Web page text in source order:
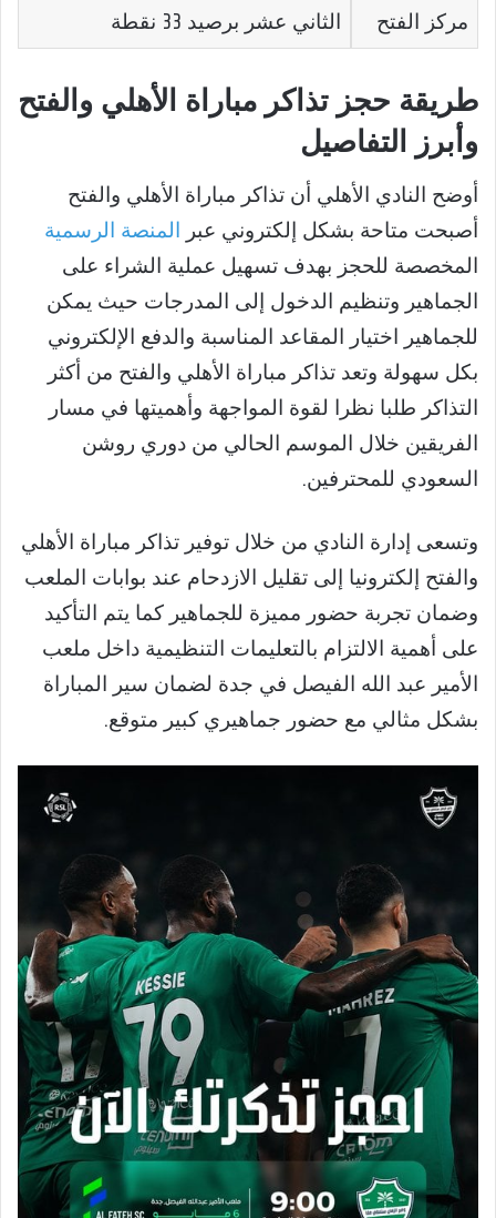
مركز الفتح الثاني عشر برصيد 33 نقطة
طريقة حجز تذاكر مباراة الأهلي والفتح
وأبرز التفاصيل
أوضح النادي الأهلي أن تذاكر مباراة الأهلي والفتح
أصبحت متاحة بشكل إلكتروني عبر
المنصة الرسمية
المخصصة للحجز بهدف تسهيل عملية الشراء على
الجماهير وتنظيم الدخول إلى المدرجات حيث يمكن
للجماهير اختيار المقاعد المناسبة والدفع الإلكتروني
بكل سهولة وتعد تذاكر مباراة الأهلي والفتح من أكثر
التذاكر طلبا نظرا لقوة المواجهة وأهميتها في مسار
الفريقين خلال الموسم الحالي من دوري روشن
السعودي للمحترفين.
وتسعى إدارة النادي من خلال توفير تذاكر مباراة الأهلي
والفتح إلكترونيا إلى تقليل الازدحام عند بوابات الملعب
وضمان تجربة حضور مميزة للجماهير كما يتم التأكيد
على أهمية الالتزام بالتعليمات التنظيمية داخل ملعب
الأمير عبد الله الفيصل في جدة لضمان سير المباراة
بشكل مثالي مع حضور جماهيري كبير متوقع.